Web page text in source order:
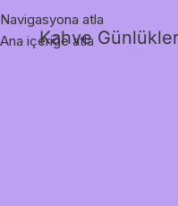
Navigasyona atla
Ana içeriğe atla
Kahve